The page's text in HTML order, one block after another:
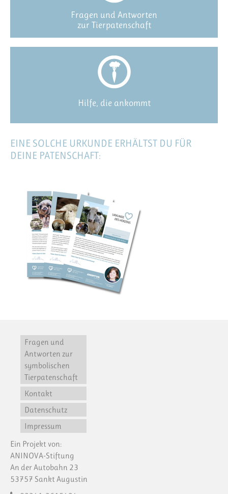
Fragen und Antworten
zur Tierpatenschaft
Hilfe, die ankommt
EINE SOLCHE URKUNDE ERHÄLTST DU FÜR
DEINE PATENSCHAFT:
Fragen und
Antworten zur
symbolischen
Tierpatenschaft
Kontakt
Datenschutz
Impressum
Ein Projekt von:
ANINOVA-Stiftung
An der Autobahn 23
53757 Sankt Augustin